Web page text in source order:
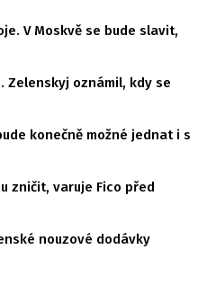
V Moskvě se bude slavit,
Zelenskyj oznámil, kdy se
konečně možné jednat i s
zničit, varuje Fico před
nouzové dodávky